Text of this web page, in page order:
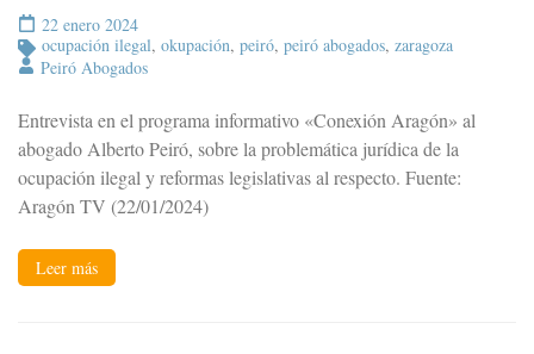
22 enero 2024
ocupación ilegal, okupación, peiró, peiró abogados, zaragoza
Peiró Abogados
Entrevista en el programa informativo «Conexión Aragón» al
abogado Alberto Peiró, sobre la problemática jurídica de la
ocupación ilegal y reformas legislativas al respecto. Fuente:
Aragón TV (22/01/2024)
Leer más